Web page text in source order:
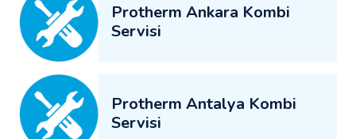
Protherm Ankara Kombi
Servisi
Protherm Antalya Kombi
Servisi